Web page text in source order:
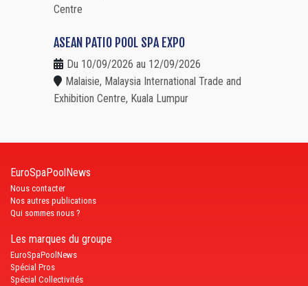
Centre
ASEAN PATIO POOL SPA EXPO
Du 10/09/2026 au 12/09/2026
Malaisie, Malaysia International Trade and
Exhibition Centre, Kuala Lumpur
EuroSpaPoolNews
Nous contacter
Nos autres publications
Qui sommes nous ?
Les marques du groupe
EuroSpaPoolNews
Spécial Pros
Spécial Collectivités